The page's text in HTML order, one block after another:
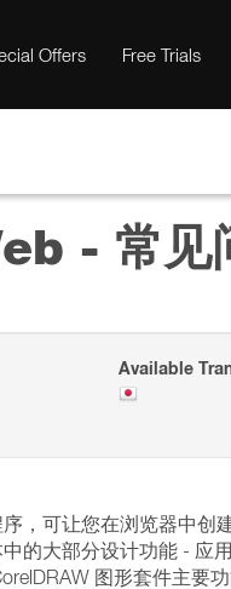
Offers Free Trials
- 常见
Available
，可让您在浏览器中
的大部分设计功能 - 应
图形套件主要